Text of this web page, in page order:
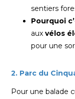
sentiers
Pourquoi
auxvélos
pour une
2. Parc du
Pour une balade